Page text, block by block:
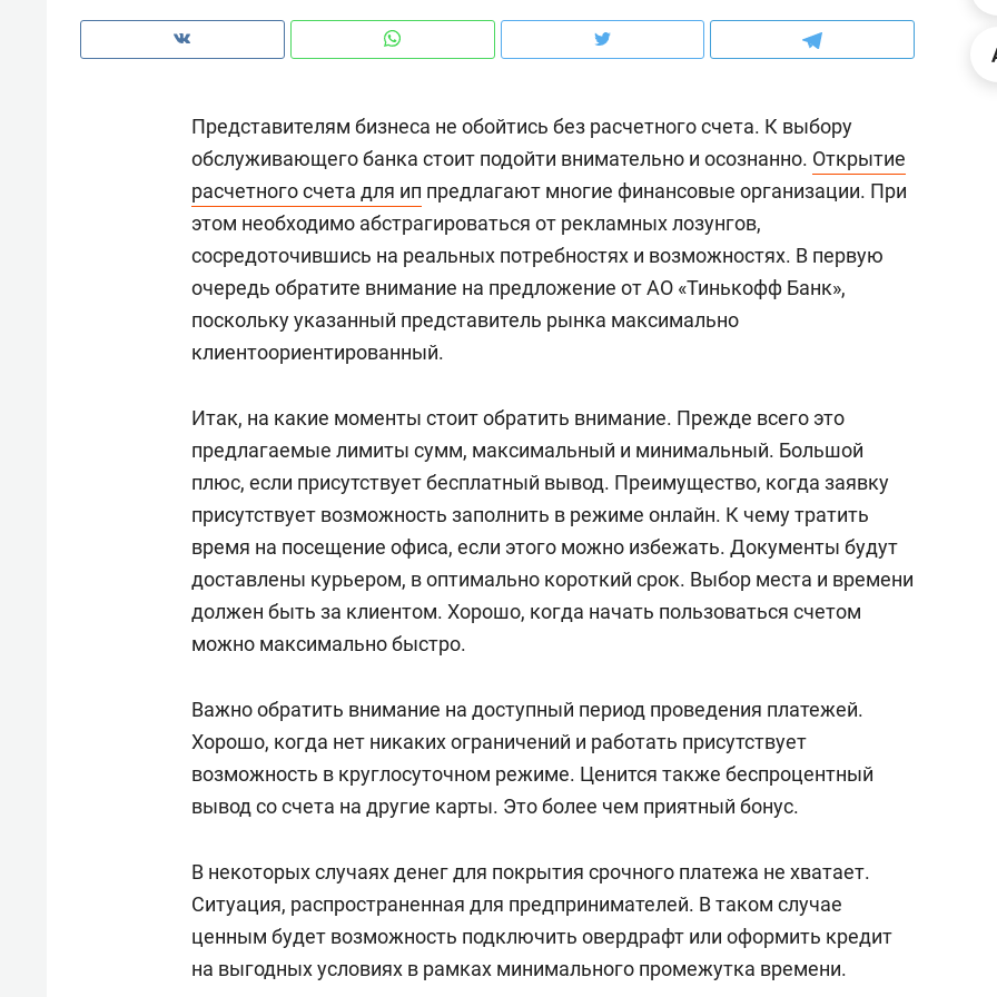
Представителям бизнеса не обойтись без расчетного счета. К выбору
обслуживающего банка стоит подойти внимательно и осознанно. Открытие
расчетного счета для ип предлагают многие финансовые организации. При
этом необходимо абстрагироваться от рекламных лозунгов,
сосредоточившись на реальных потребностях и возможностях. В первую
очередь обратите внимание на предложение от АО «Тинькофф Банк»,
поскольку указанный представитель рынка максимально
клиентоориентированный.
Итак, на какие моменты стоит обратить внимание. Прежде всего это
предлагаемые лимиты сумм, максимальный и минимальный. Большой
плюс, если присутствует бесплатный вывод. Преимущество, когда заявку
присутствует возможность заполнить в режиме онлайн. К чему тратить
время на посещение офиса, если этого можно избежать. Документы будут
доставлены курьером, в оптимально короткий срок. Выбор места и времени
должен быть за клиентом. Хорошо, когда начать пользоваться счетом
можно максимально быстро.
Важно обратить внимание на доступный период проведения платежей.
Хорошо, когда нет никаких ограничений и работать присутствует
возможность в круглосуточном режиме. Ценится также беспроцентный
вывод со счета на другие карты. Это более чем приятный бонус.
В некоторых случаях денег для покрытия срочного платежа не хватает.
Ситуация, распространенная для предпринимателей. В таком случае
ценным будет возможность подключить овердрафт или оформить кредит
на выгодных условиях в рамках минимального промежутка времени.
рынки, почему надо знать аксакалов и
чем интересен Оман?
о трехкратном росте цен, дотошных
клиентах и чудных запросах мастеров
школьной формы о
налогах и развитии без
строят тишину в казанском
ЖК «Заря»
Психотерапевт «Фороса»:
«Директорский невроз» –
когда человек не считает
свою сверхнагрузку
стрессом»
Дизайнер-прораб
Наседкина: «Ремонт
с мебелью за 2
для меня это